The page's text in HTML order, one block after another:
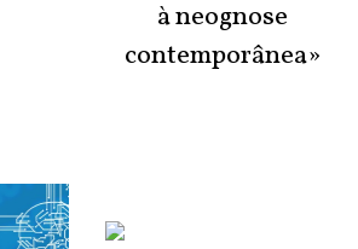
à neognose
contemporânea»